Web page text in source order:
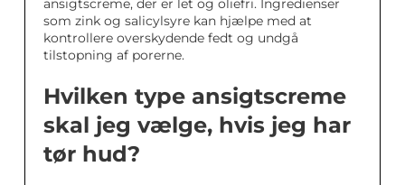
som zink og salicylsyre kan hjælpe med at
kontrollere overskydende fedt og undgå
tilstopning af porerne.
Hvilken type ansigtscreme
skal jeg vælge, hvis jeg har
tør hud?